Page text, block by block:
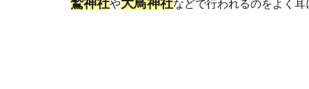
や などで行われるのをよく